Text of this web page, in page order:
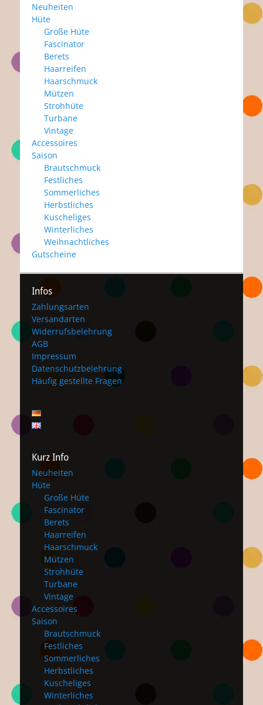
Neuheiten
Hüte
Große Hüte
Fascinator
Berets
Haarreifen
Haarschmuck
Mützen
Strohhüte
Turbane
Vintage
Accessoires
Saison
Brautschmuck
Festliches
Sommerliches
Herbstliches
Kuscheliges
Winterliches
Weihnachtliches
Gutscheine
Infos
Zahlungsarten
Versandarten
Widerrufsbelehrung
AGB
Impressum
Datenschutzbelehrung
Häufig gestellte Fragen
Kurz Info
Neuheiten
Hüte
Große Hüte
Fascinator
Berets
Haarreifen
Haarschmuck
Mützen
Strohhüte
Turbane
Vintage
Accessoires
Saison
Brautschmuck
Festliches
Sommerliches
Herbstliches
Kuscheliges
Winterliches